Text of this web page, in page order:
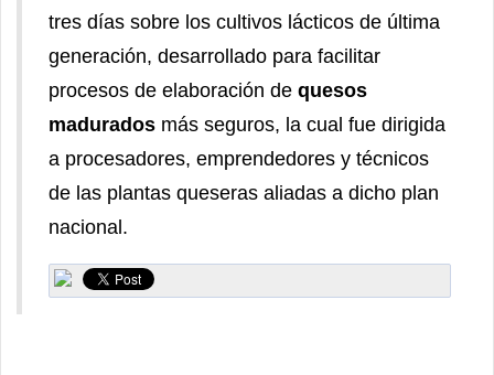
tres días sobre los cultivos lácticos de última
generación, desarrollado para facilitar
procesos de elaboración de quesos
madurados más seguros, la cual fue dirigida
a procesadores, emprendedores y técnicos
de las plantas queseras aliadas a dicho plan
nacional.